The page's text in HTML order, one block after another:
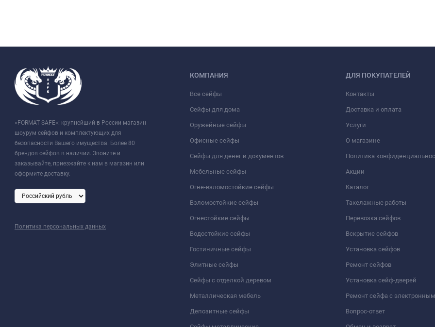
«FORMAT SAFE»: крупнейший в России магазин-
шоурум сейфов и комплектующих для
безопасности Вашего имущества. Более 80
брендов сейфов в наличии. Звоните и
заказывайте, приезжайте к нам в магазин или
оформите доставку.
Политика персональных данных
КОМПАНИЯ
Все сейфы
Сейфы для дома
Оружейные сейфы
Офисные сейфы
Сейфы для денег и документов
Мебельные сейфы
Огне-взломостойкие сейфы
Взломостойкие сейфы
Огнестойкие сейфы
Водостойкие сейфы
Гостиничные сейфы
Элитные сейфы
Сейфы с отделкой деревом
Металлическая мебель
Депозитные сейфы
ДЛЯ ПОКУПАТЕЛЕЙ
Контакты
Доставка и оплата
Услуги
О магазине
Политика
Акции
Каталог
Такелажные работы
Перевозка сейфов
Вскрытие сейфов
Установка сейфов
Ремонт сейфов
Установка сейф-дверей
Ремонт сейфа с
Вопрос-ответ